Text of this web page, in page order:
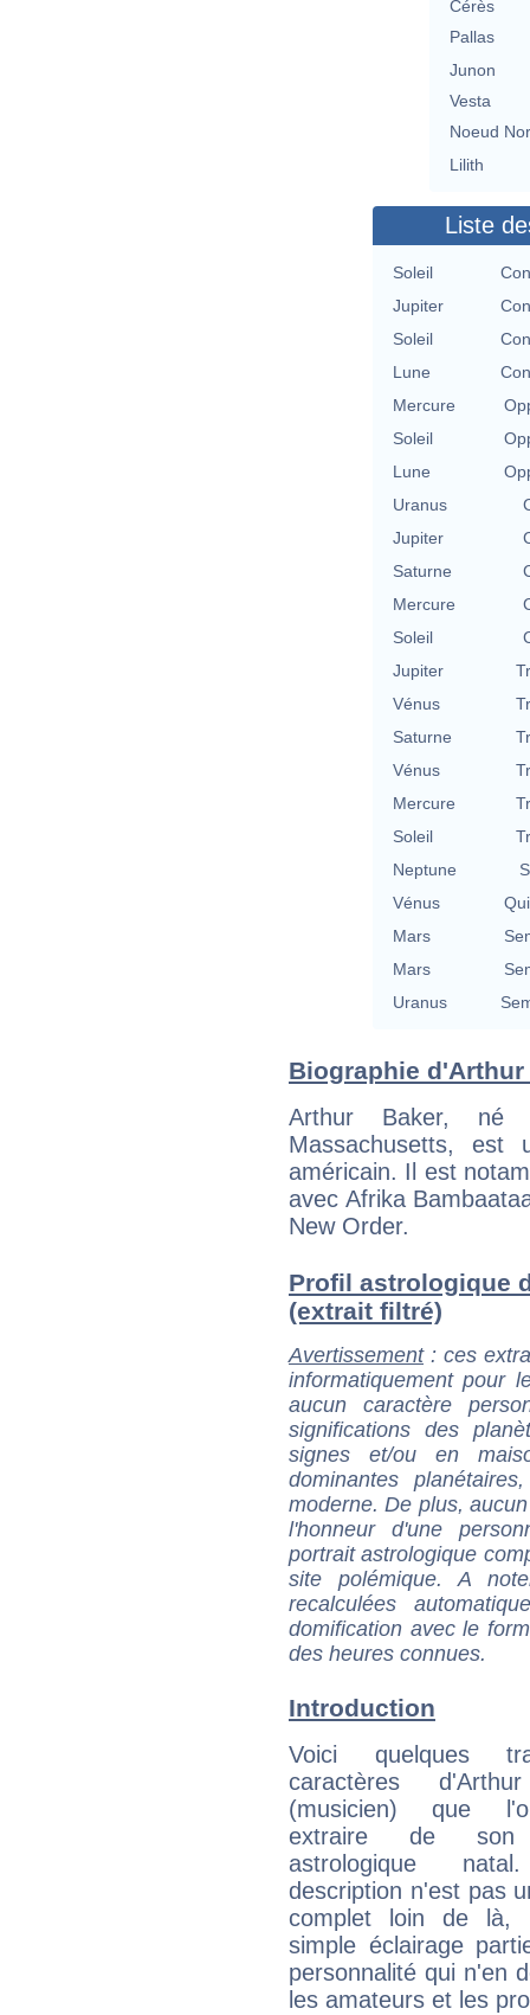
Cérès
Pallas
Junon
Vesta
Noeud
Lilith
Liste
Soleil
Jupiter
Soleil
Lune
Mercure
Soleil
Lune
Uranus
Jupiter
Saturne
Mercure
Soleil
Jupiter
Vénus
Saturne
Vénus
Mercure
Soleil
Neptune
Vénus
Mars
Mars
Uranus
Biographie
Arthur Baker,
Massachusetts,
américain. Il est
avec Afrika
New Order.
Profil astrologique
(extrait filtré)
Avertissement: ces
informatiquement pour
aucun caractère
significations des
signes et/ou en
dominantes
moderne. De plus,
l'honneur d'une
portrait astrologique
site polémique. A
recalculées
domification avec le
des heures connues.
Introduction
Voici quelques
caractères
(musicien) que
extraire de son
astrologique
description n'est pas
complet loin de là,
simple éclairage
personnalité qui n'en
les amateurs et les